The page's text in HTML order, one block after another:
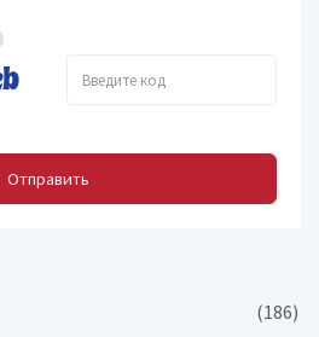
Отправить
(186)